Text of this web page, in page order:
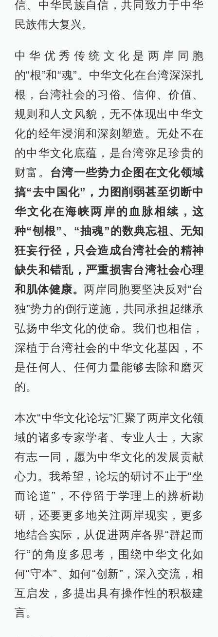
信、中华民族自信，共同致力于中华
民族伟大复兴。
中华优秀传统文化是两岸同胞
的“根”和“魂”。中华文化在台湾深深扎
根，台湾社会的习俗、信仰、价值、
规则和人文风貌，无不体现出中华文
化的经年浸润和深刻塑造。无处不在
的中华文化底蕴，是台湾弥足珍贵的
财富。 台湾一些势力企图在文化领域
搞“去中国化”，力图削弱甚至切断中
华文化在海峡两岸的血脉相续，这
种“刨根”、“抽魂”的数典忘祖、无知
狂妄行径，只会造成台湾社会的精神
缺失和错乱，严重损害台湾社会心理
和肌体健康。两岸同胞要坚决反对“台
独”势力的倒行逆施，共同承担起继承
弘扬中华文化的使命。我们也相信，
深植于台湾社会的中华文化基因，不
是任何人、任何力量能够去除和磨灭
的。
本次“中华文化论坛”汇聚了两岸文化领
域的诸多专家学者、专业人士，大家
有志一同，愿为中华文化的发展贡献
心力。我希望，论坛的研讨不止于“坐
而论道”，不停留于学理上的辨析勘
研，还要更多地关注两岸现实，更多
地结合实际，从促进两岸各界“群起而
行”的角度多思考，围绕中华文化如
何“守本”、如何“创新”，深入交流，相
互启发，多提出具有操作性的积极建
言。